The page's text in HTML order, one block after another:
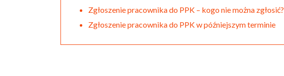
Zgłoszenie pracownika do PPK – kogo nie można zgłosić?
Zgłoszenie pracownika do PPK w późniejszym terminie